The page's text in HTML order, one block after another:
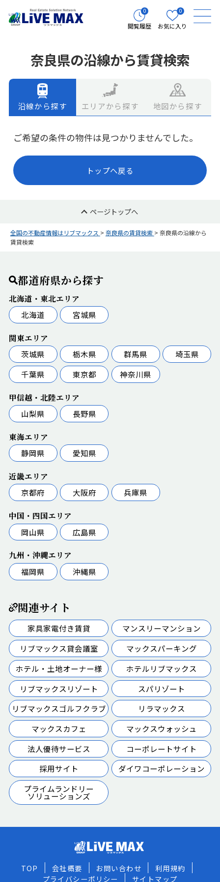
0
閲覧履歴
0
お気に入り
奈良県の沿線から賃貸検索
沿線から探す エリアから探す 地図から探す
ご希望の条件の物件は見つかりませんでした。
トップへ戻る
ページトップへ
全国の不動産情報はリブマックス > 奈良県の賃貸検索 > 奈良県の沿線から
賃貸検索
都道府県から探す
北海道・東北エリア
北海道
宮城県
関東エリア
茨城県
栃木県 群馬県
埼玉県
千葉県
東京都 神奈川県
甲信越・北陸エリア
山梨県
長野県
東海エリア
静岡県
愛知県
近畿エリア
京都府
大阪府 兵庫県
中国・四国エリア
岡山県
広島県
九州・沖縄エリア
福岡県
沖縄県
関連サイト
家具家電付き賃貸
マンスリーマンション
リブマックス貸会議室
マックスパーキング
ホテル・土地オーナー様
ホテルリブマックス
リブマックスリゾート
スパリゾート
リブマックスゴルフクラブ
リラマックス
マックスカフェ
マックスウォッシュ
法人優待サービス
コーポレートサイト
採用サイト
ダイワコーポレーション
プライムランドリー
ソリューションズ
TOP 会社概要 お問い合わせ
利用規約
プライバシーポリシー
サイトマップ